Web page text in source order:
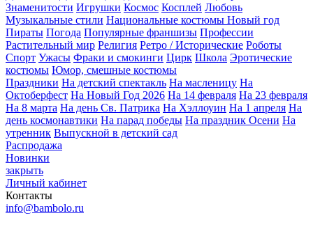
Знаменитости Игрушки Космос Косплей Любовь
Музыкальные стили Национальные костюмы Новый год
Пираты Погода Популярные франшизы Профессии
Растительный мир Религия Ретро / Исторические Роботы
Спорт Ужасы Фраки и смокинги Цирк Школа Эротические
костюмы Юмор, смешные костюмы
Праздники На детский спектакль На масленицу На
Октоберфест На Новый Год 2026 На 14 февраля На 23 февраля
На 8 марта На день Св. Патрика На Хэллоуин На 1 апреля На
день космонавтики На парад победы На праздник Осени На
утренник Выпускной в детский сад
Распродажа
Новинки
закрыть
Личный кабинет
Контакты
info@bambolo.ru